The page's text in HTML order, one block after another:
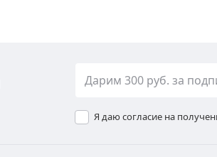
Я даю согласие на